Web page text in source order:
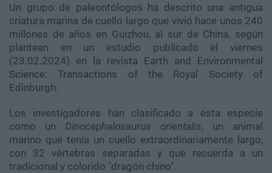
Un grupo de paleontólogos ha descrito una antigua
criatura marina de cuello largo que vivió hace unos 240
millones de años en Guizhou, al sur de China, según
plantean en un estudio publicado el viernes
(23.02.2024) en la revista Earth and Environmental
Science: Transactions of the Royal Society of
Edinburgh.
Los investigadores han clasificado a esta especie
como un Dinocephalosaurus orientalis, un animal
marino que tenía un cuello extraordinariamente largo,
con 32 vértebras separadas y que recuerda a un
tradicional y colorido "dragón chino".